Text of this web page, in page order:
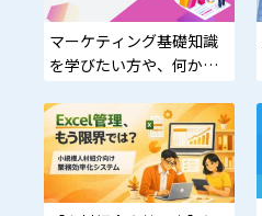
マーケティング基礎知識
を学びたい方や、何から
い方に最適